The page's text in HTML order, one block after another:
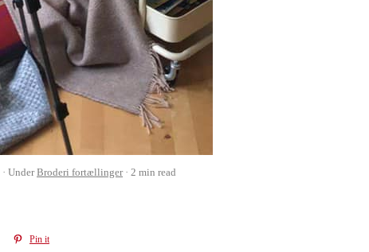
UnderBroderi fortællinger 2 min read
Pin it